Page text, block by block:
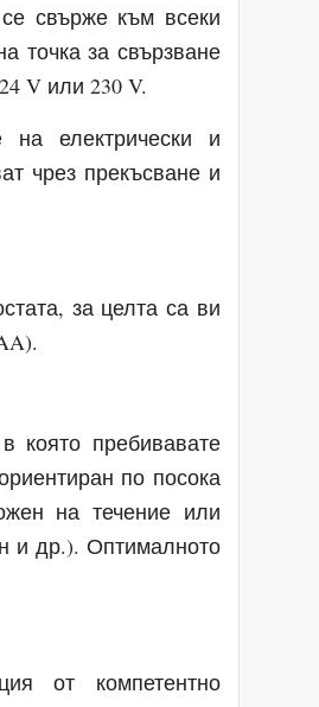
свърже към всеки
точка за свързване
V или 230 V.
електрически и
чрез прекъсване и
за целта са ви
която пребивавате
по посока
на течение или
и др.). Оптималното
от компетентно